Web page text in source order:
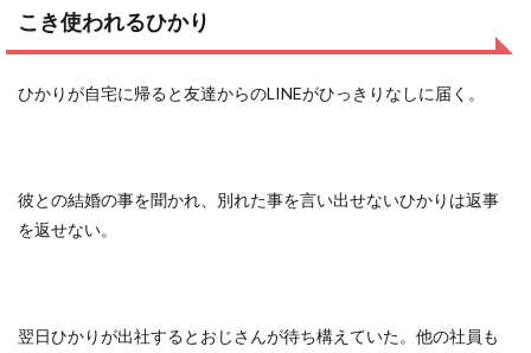
こき使われるひかり
ひかりが自宅に帰ると友達からのLINEがひっきりなしに届く。
彼との結婚の事を聞かれ、別れた事を言い出せないひかりは返事
を返せない。
翌日ひかりが出社するとおじさんが待ち構えていた。他の社員も